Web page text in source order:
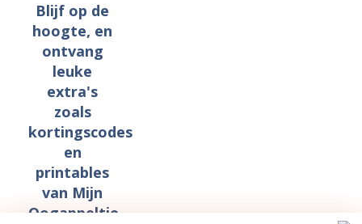
Blijf op de
hoogte, en
ontvang
leuke
extra's
zoals
kortingscodes
en
printables
van Mijn
Oogappeltje